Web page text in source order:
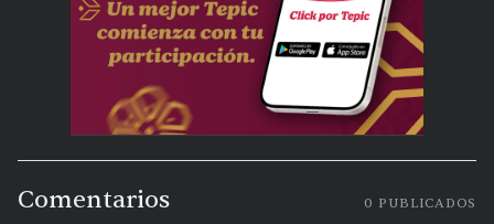
Comentarios 0 PUBLICADOS